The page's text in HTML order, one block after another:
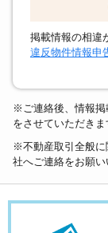
掲載情報の相違
違反物件情報申
※ご連絡後、情報掲
をさせていただきま
※不動産取引全般に
社へご連絡をお願い